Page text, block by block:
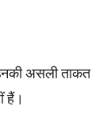
असली ताकत
हैं।